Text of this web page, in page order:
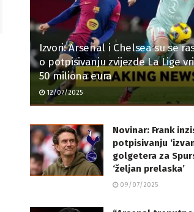
Izvori: Arsenal i Chelsea su se
o potpisivanju zvijezde La Lige
50 miliona eura
12/07/2025
Novinar: Frank
potpisivanju
golgetera za
‘željan prelaska’
09/07/2025